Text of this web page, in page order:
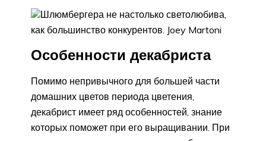
Шлюмбергера не настолько светолюбива,
как большинство конкурентов. Joey Martoni
Особенности декабриста
Помимо непривычного для большей части
домашних цветов периода цветения,
декабрист имеет ряд особенностей, знание
которых поможет при его выращивании. При